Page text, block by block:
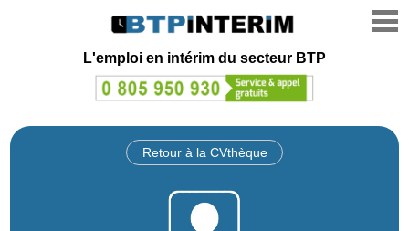
L'emploi en intérim du secteur BTP
Retour à la CVthèque